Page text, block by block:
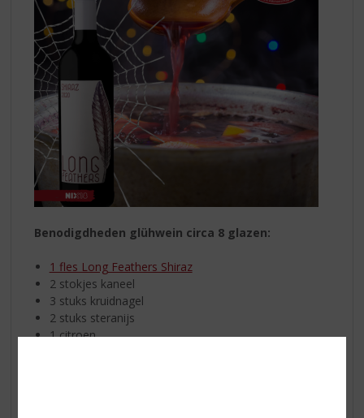
Benodigdheden glühwein circa 8 glazen:
1 fles Long Feathers Shiraz
2 stokjes kaneel
3 stuks kruidnagel
2 stuks steranijs
1 citroen